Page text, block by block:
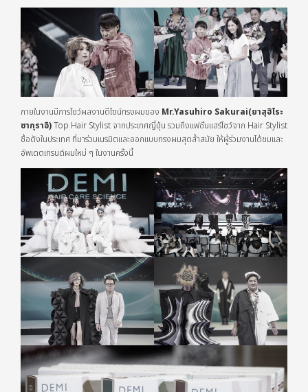
ภายในงานมีการโชว์ผลงานดีไซน์ทรงผมของ Mr.Yasuhiro Sakurai(ยาสุฮิโระ
ซากุราอิ)Top Hair Stylist จากประเทศญี่ปุ่น รวมถึงแฟชั่นแฮร์โชว์จาก Hair Stylist
ชื่อดังในประเทศ ที่มาร่วมเนรมิตและออกแบบทรงผมสุดล้ำสมัย ให้ผู้ร่วมงานได้ชมและ
อัพเดตเทรนด์ผมใหม่ ๆ ในงานครั้งนี้